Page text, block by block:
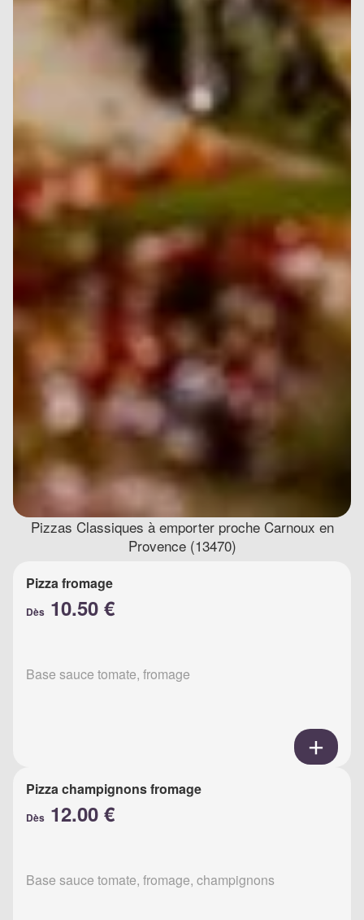
Pizzas Classiques à emporter proche Carnoux en
Provence (13470)
Pizza fromage
Dès 10.50 €
Base sauce tomate, fromage
Pizza champignons fromage
Dès 12.00 €
Base sauce tomate, fromage, champignons